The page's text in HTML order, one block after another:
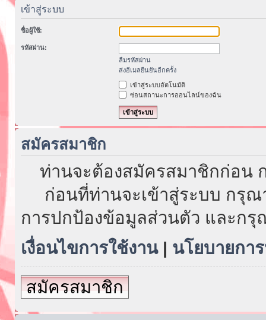
เข้าสู่ระบบ
ชื่อผู้ใช้:
รหัสผ่าน:
ลืมรหัสผ่าน
ส่งอีเมลยืนยันอีกครั้ง
เข้าสู่ระบบอัตโนมัติ
ซ่อนสถานะการออนไลน์ของฉัน
สมัครสมาชิก
ท่านจะต้องสมัครสมาชิกก่อน
ก่อนที่ท่านจะเข้าสู่ระบบ กรุณ
การปกป้องข้อมูลส่วนตัว และก
เงื่อนไขการใช้งาน| นโยบายกา
สมัครสมาชิก